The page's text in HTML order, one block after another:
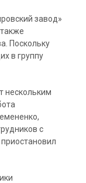
завод»
Поскольку
в группу
нескольким
с